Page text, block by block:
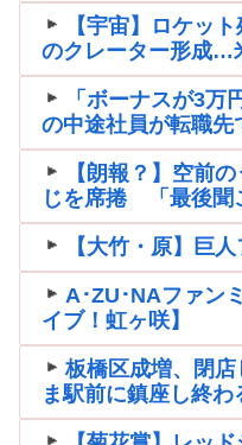
【宇宙】ロケッ
のクレーター形成…
「ボーナスが3万
の中途社員が転職先
【朗報？】空前
じを席捲 「最後聞
【大竹・原】巨
A･ZU･NAファン
イブ！虹ヶ咲】
板橋区成増、閉
ま駅前に鎮座し終わ